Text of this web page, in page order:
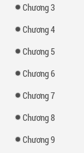
Chương 3
Chương 4
Chương 5
Chương 6
Chương 7
Chương 8
Chương 9